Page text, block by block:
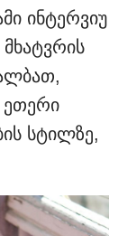
ინტერვიუ
ეთერი
სტილზე,